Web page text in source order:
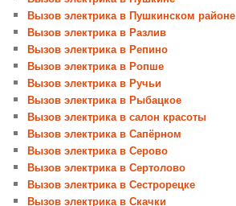
Вызов электрика в Пушкинском районе
Вызов электрика в Разлив
Вызов электрика в Репино
Вызов электрика в Ропше
Вызов электрика в Ручьи
Вызов электрика в Рыбацкое
Вызов электрика в салон красоты
Вызов электрика в Сапёрном
Вызов электрика в Серово
Вызов электрика в Сертолово
Вызов электрика в Сестрорецке
Вызов электрика в Скачки